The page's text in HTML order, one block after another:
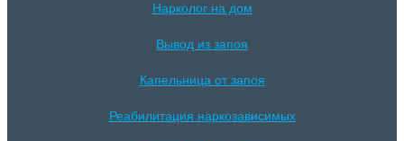
Нарколог на дом
Вывод из запоя
Капельница от запоя
Реабилитация наркозависимых